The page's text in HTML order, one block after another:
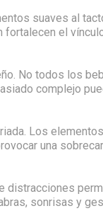
suaves al
el
No todos los
complejo
Los
una
distracciones
sonrisas y